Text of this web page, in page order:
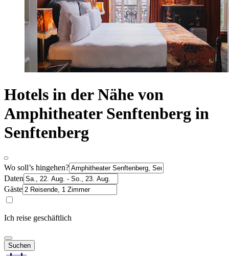
Hotels in der Nähe von
Amphitheater Senftenberg in
Senftenberg
Wo soll’s hingehen?
Daten
Gäste
Ich reise geschäftlich
Suchen